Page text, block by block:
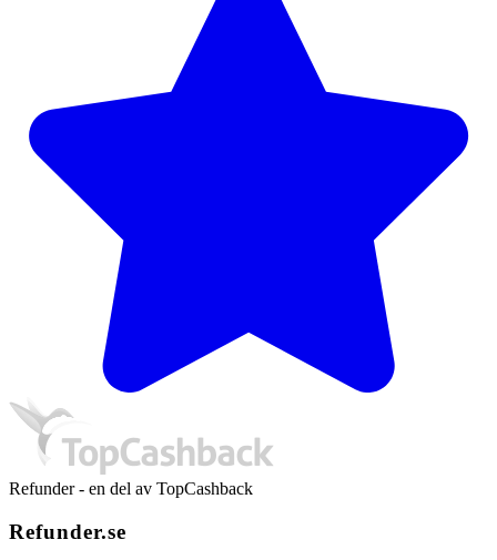
Refunder - en del av TopCashback
Refunder.se